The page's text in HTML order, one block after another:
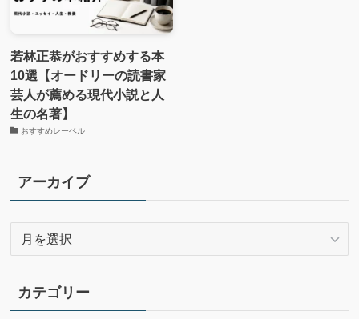
若林正恭がおすすめする本
10選【オードリーの読書家
芸人が薦める現代小説と人
生の名著】
おすすめレーベル
アーカイブ
イ
ブ
カテゴリー